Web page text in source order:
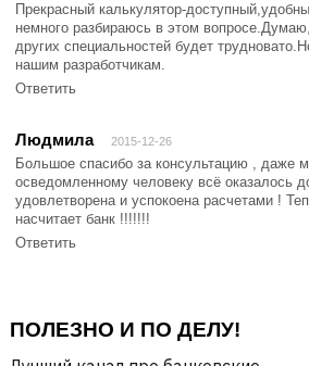
Прекрасный калькулятор-
немного разбираюсь в этом
других специальностей будет
нашим разработчикам.
Ответить
Людмила 2015-12-26
Большое спасибо за консультацию , даже
осведомленному человеку всё оказалось
удовлетворена и успокоена расчетами !
насчитает банк !!!!!!!
Ответить
ПОЛЕЗНО И ПО ДЕЛУ!